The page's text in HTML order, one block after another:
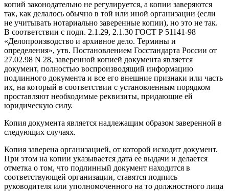
копий законодательно не регулируется, а копии заверяются
так, как делалось обычно в той или иной организации (если
не учитывать нотариально заверенные копии), но это не так.
В соответствии с подп. 2.1.29, 2.1.30 ГОСТ Р 51141-98
«Делопроизводство и архивное дело. Термины и
определения», утв. Постановлением Госстандарта России от
27.02.98 N 28, заверенной копией документа является
документ, полностью воспроизводящий информацию
подлинного документа и все его внешние признаки или часть
их, на который в соответствии с установленным порядком
проставляют необходимые реквизиты, придающие ей
юридическую силу.
Копия документа является надлежащим образом заверенной в
следующих случаях.
Копия заверена организацией, от которой исходит документ.
При этом на копии указывается дата ее выдачи и делается
отметка о том, что подлинный документ находится в
соответствующей организации, ставятся подпись
руководителя или уполномоченного на то должностного лица